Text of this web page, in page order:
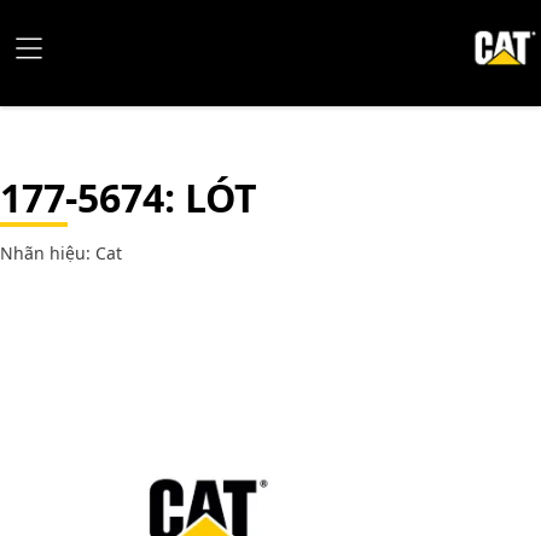
177-5674: LÓT
Nhãn hiệu: Cat